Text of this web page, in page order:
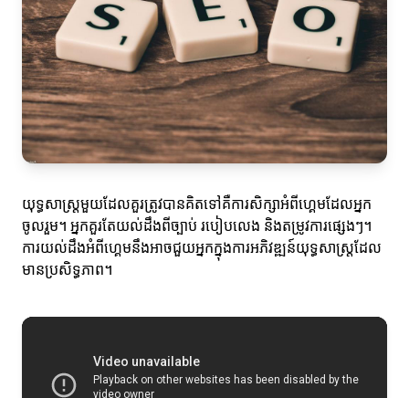
យុទ្ធសាស្ត្រមួយដែលគួរត្រូវបានគិតទៅគឺការសិក្សាអំពីហ្គេមដែលអ្នក
ចូលរួម។ អ្នកគួរតែយល់ដឹងពីច្បាប់ របៀបលេង និងតម្រូវការផ្សេងៗ។
ការយល់ដឹងអំពីហ្គេមនឹងអាចជួយអ្នកក្នុងការអភិវឌ្ឍន៍យុទ្ធសាស្ត្រដែល
មានប្រសិទ្ធភាព។